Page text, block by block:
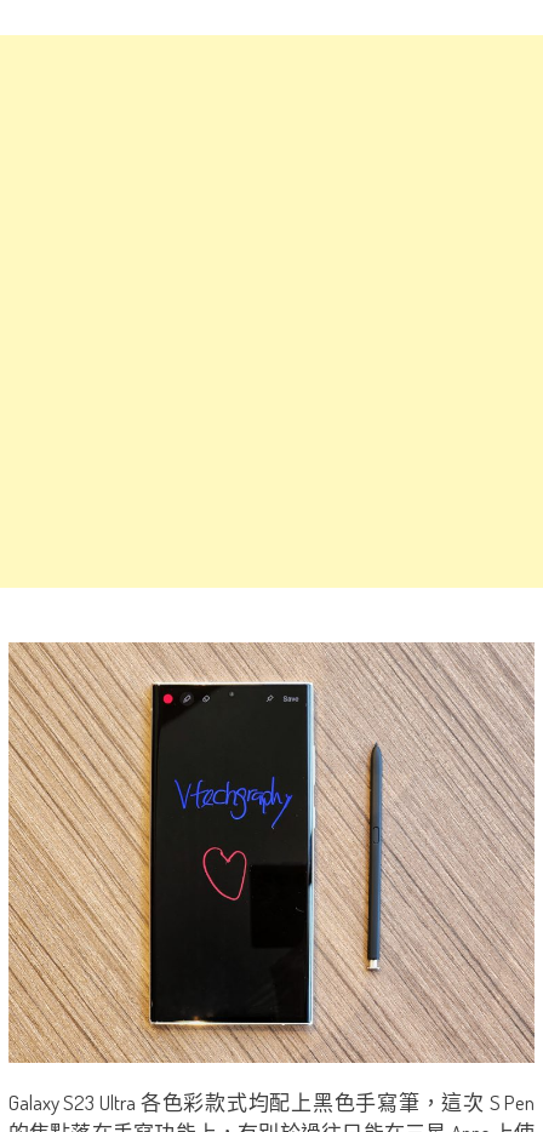
Galaxy S23 Ultra 各色彩款式均配上黑色手寫筆，這次 S Pen